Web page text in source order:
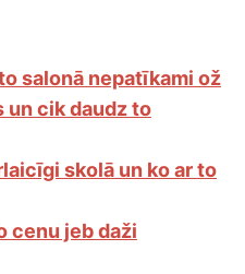
salonā nepatīkami ož
un cik daudz to
skolā un ko ar to
cenu jeb daži